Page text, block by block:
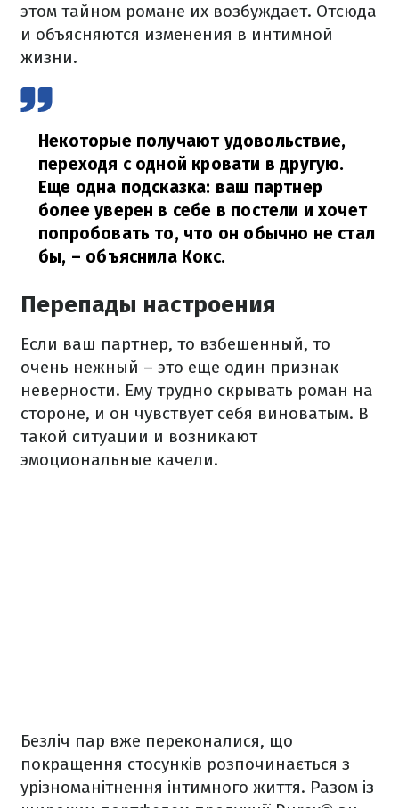
этом тайном романе их возбуждает. Отсюда
и объясняются изменения в интимной
жизни.
Некоторые получают удовольствие,
переходя с одной кровати в другую.
Еще одна подсказка: ваш партнер
более уверен в себе в постели и хочет
попробовать то, что он обычно не стал
бы, – объяснила Кокс.
Перепады настроения
Если ваш партнер, то взбешенный, то
очень нежный – это еще один признак
неверности. Ему трудно скрывать роман на
стороне, и он чувствует себя виноватым. В
такой ситуации и возникают
эмоциональные качели.
Безліч пар вже переконалися, що
покращення стосунків розпочинається з
урізноманітнення інтимного життя. Разом із